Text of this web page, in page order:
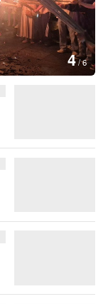
：千灯点亮葛
5/6